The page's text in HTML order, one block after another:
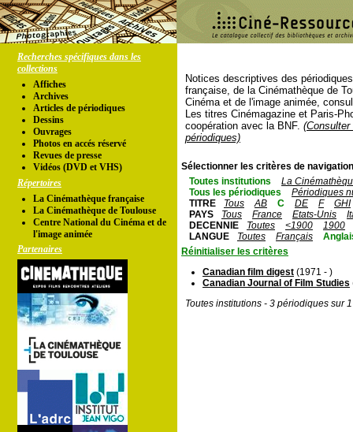
Recherches spécifiques dans les
collections
Affiches
Archives
Articles de périodiques
Dessins
Ouvrages
Photos en accés réservé
Revues de presse
Vidéos (DVD et VHS)
Répertoires
La Cinémathèque française
La Cinémathèque de Toulouse
Centre National du Cinéma et de
l'image animée
Partenaires
Notices descriptives des
française, de la Cinémathèque de
Cinéma et de l'image animée,
Les titres Cinémagazine et Paris-
coopération avec la BNF.
périodiques)
Sélectionner les critères de
Toutes institutions
La
Tous les périodiques
Périodiques
TITRE
Tous AB C DE F
GHI
PAYS
Tous France Etats-Unis
DECENNIE
Toutes <1900
1900
LANGUE
Toutes Français
Réinitialiser les critères
Canadian film digest (1971 - )
Canadian Journal of Film Studies
Toutes institutions - 3 périodiques sur